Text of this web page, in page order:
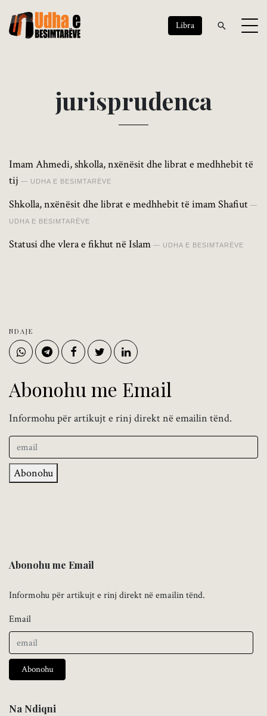
Libra
jurisprudenca
Imam Ahmedi, shkolla, nxënësit dhe librat e medhhebit të
tij
UDHA E BESIMTARËVE
Shkolla, nxënësit dhe librat e medhhebit të imam Shafiut
UDHA E BESIMTARËVE
Statusi dhe vlera e fikhut në Islam UDHA E BESIMTARËVE
NDAJE
Abonohu me Email
Informohu për artikujt e rinj direkt në emailin tënd.
Abonohu
Abonohu me Email
Informohu për artikujt e rinj direkt në emailin tënd.
Email
Abonohu
Na Ndiqni